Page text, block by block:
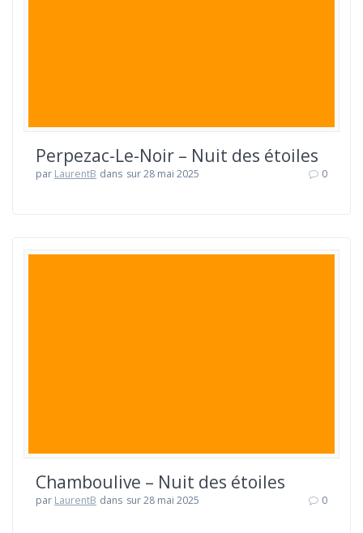
Perpezac-Le-Noir – Nuit des étoiles
par LaurentB dans sur 28 mai 2025 0
Chamboulive – Nuit des étoiles
par LaurentB dans sur 28 mai 2025 0